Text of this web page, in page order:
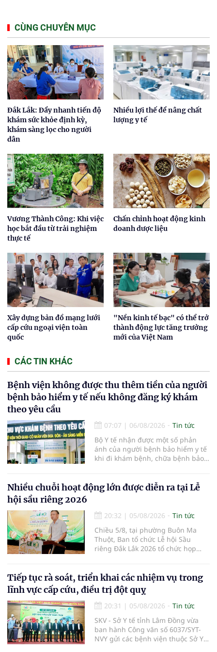
CÙNG CHUYÊN MỤC
Đắk Lắk: Đẩy nhanh tiến độ
khám sức khỏe định kỳ,
khám sàng lọc cho người
dân
Nhiều lợi thế để nâng chất
lượng y tế
Vương Thành Công: Khi việc
học bắt đầu từ trải nghiệm
thực tế
Chấn chỉnh hoạt động kinh
doanh dược liệu
Xây dựng bản đồ mạng lưới
cấp cứu ngoại viện toàn
quốc
"Nền kinh tế bạc" có thể trở
thành động lực tăng trưởng
mới của Việt Nam
CÁC TIN KHÁC
Bệnh viện không được thu thêm tiền của người
bệnh bảo hiểm y tế nếu không đăng ký khám
theo yêu cầu
07:07 | 06/08/2026
Tin tức
Bộ Y tế nhận được một số phản
ánh của người bệnh bảo hiểm y tế
khi đi khám bệnh, chữa bệnh bảo
bệnh, chữa bệnh theo yêu cầu
nhưng vẫn phải nộp thêm các chi
phần cùng chi trả.
Nhiều chuỗi hoạt động lớn được diễn ra tại Lễ
hội sầu riêng 2026
20:32 | 05/08/2026
Tin tức
Chiều 5/8, tại phường Buôn Ma
Thuột, Ban tổ chức Lễ hội Sầu
riêng Đắk Lắk 2026 tổ chức họp
hội Sầu riêng Đắk Lắk năm 2026 có
chủ đề “Sầu riêng Đắk Lắk – Kết nối
vươn xa”, được tổ chức từ ngày
15/8/2026 đến ngày 02/9/2026 tại
phường Buôn Ma Thuột, xã Krông
Pắc, phường Tuy Hòa và một số xã
trồng sầu riêng trên địa bàn tỉnh.
Tiếp tục rà soát, triển khai các nhiệm vụ trong
lĩnh vực cấp cứu, điều trị đột quỵ
20:31 | 05/08/2026
Tin tức
SKV - Sở Y tế tỉnh Lâm Đồng vừa
ban hành Công văn số 6037/SYT-
NVY gửi các bệnh viện thuộc Sở Y